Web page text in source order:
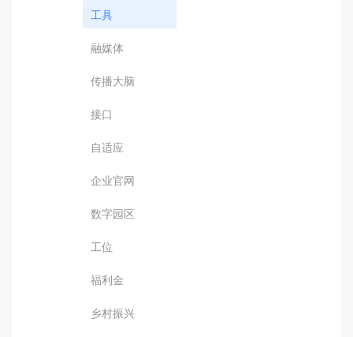
工具
融媒体
传播大脑
接口
自适应
企业官网
数字园区
工位
福利金
乡村振兴